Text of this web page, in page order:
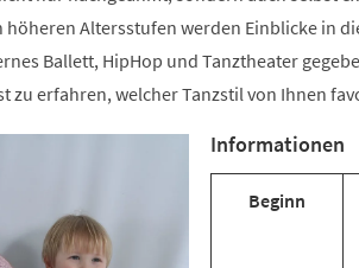
höheren Altersstufen werden Einblicke in
Ballett, HipHop und Tanztheater
zu erfahren, welcher Tanzstil von Ihnen
Informationen
Beginn